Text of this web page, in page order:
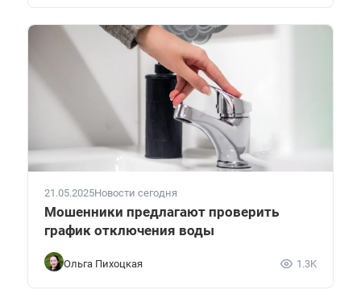
21.05.2025Новости сегодня
Мошенники предлагают проверить
график отключения воды
Ольга Пихоцкая 1.3K